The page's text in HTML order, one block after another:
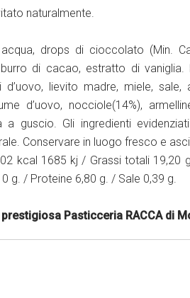
naturalmente.
drops di cioccolato (Min.
di cacao, estratto di vaniglia.
lievito madre, miele,
d’uovo, nocciole(14%),
guscio. Gli ingredienti
Conservare in luogo fresco e
kcal 1685 kj / Grassi totali
g. / Proteine 6,80 g. / Sale 0,39 g.
Pasticceria RACCA di